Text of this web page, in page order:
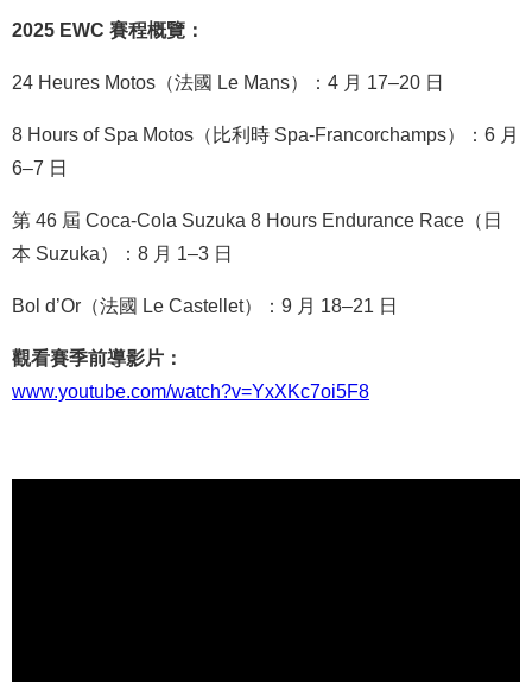
2025 EWC 賽程概覽：
24 Heures Motos（法國 Le Mans）：4 月 17–20 日
8 Hours of Spa Motos（比利時 Spa-Francorchamps）：6 月
6–7 日
第 46 屆 Coca-Cola Suzuka 8 Hours Endurance Race（日
本 Suzuka）：8 月 1–3 日
Bol d’Or（法國 Le Castellet）：9 月 18–21 日
觀看賽季前導影片：
www.youtube.com/watch?v=YxXKc7oi5F8